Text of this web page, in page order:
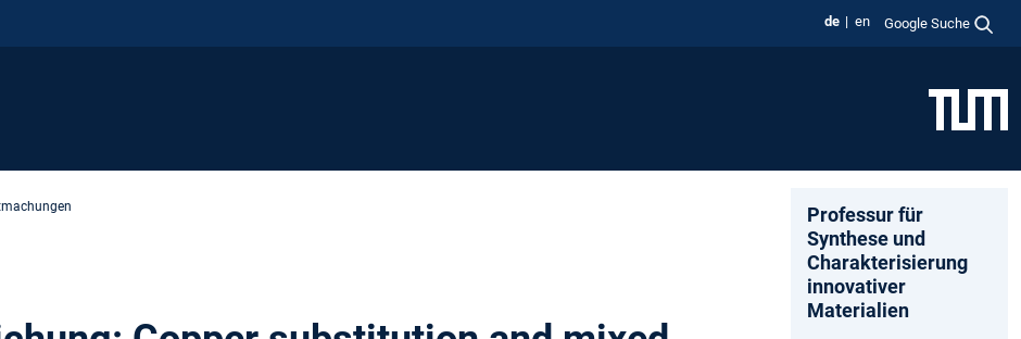
de en Google Suche
Professur für
Synthese und
Charakterisierung
innovativer
Materialien